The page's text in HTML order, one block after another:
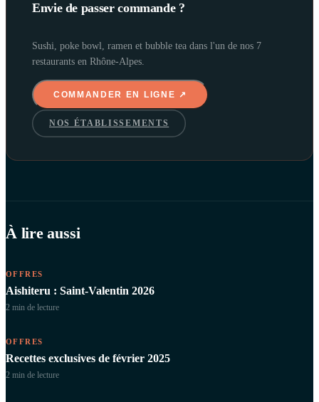
Envie de passer commande ?
Sushi, poke bowl, ramen et bubble tea dans l'un de nos 7
restaurants en Rhône-Alpes.
COMMANDER EN LIGNE ↗
NOS ÉTABLISSEMENTS
À lire aussi
OFFRES
Aishiteru : Saint-Valentin 2026
2 min de lecture
OFFRES
Recettes exclusives de février 2025
2 min de lecture